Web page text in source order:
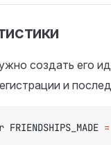
создать его
и
=